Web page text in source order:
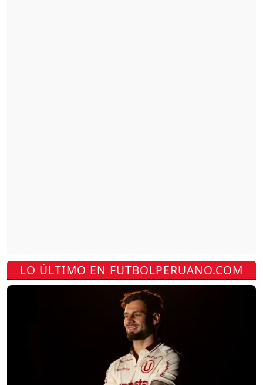
LO ÚLTIMO EN FUTBOLPERUANO.COM